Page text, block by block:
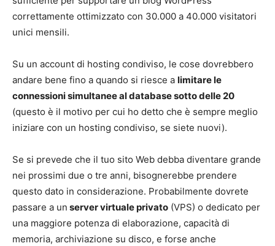
correttamente ottimizzato con 30.000 a 40.000 visitatori
unici mensili.
Su un account di hosting condiviso, le cose dovrebbero
andare bene fino a quando si riesce a limitare le
connessioni simultanee al database sotto delle 20
(questo è il motivo per cui ho detto che è sempre meglio
iniziare con un hosting condiviso, se siete nuovi).
Se si prevede che il tuo sito Web debba diventare grande
nei prossimi due o tre anni, bisognerebbe prendere
questo dato in considerazione. Probabilmente dovrete
passare a un server virtuale privato (VPS) o dedicato per
una maggiore potenza di elaborazione, capacità di
memoria, archiviazione su disco, e forse anche